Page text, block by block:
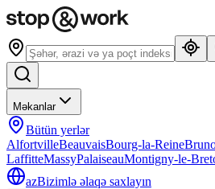
Məkanlar
Bütün yerlər
AlfortvilleBeauvaisBourg-la-Reine
LaffitteMassyPalaiseauMontigny-le-
azBizimlə əlaqə saxlayın